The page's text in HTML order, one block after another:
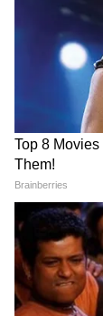
Image Credit :
4. जगपति
जगपति बाबू